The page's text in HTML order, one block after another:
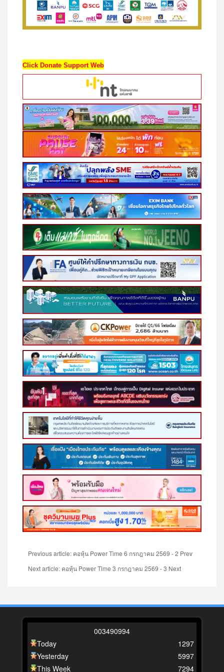
Click Donate Support Web
Previous article: คอหุ้น Power Time 6 กรกฎาคม 2569 - 2 Prev
Next article: คอหุ้น Power Time 3 กรกฎาคม 2569 - 3 Next
003490994
Today
Yesterday
This Week
1297
5997
7294